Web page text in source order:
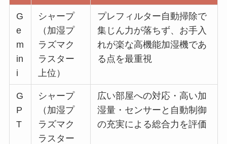
G
e
m
in
i
シャープ
（加湿プ
ラズマク
ラスター
上位）
プレフィルター自動掃除で
集じん力が落ちず、お手入
れが楽な高機能加湿機であ
る点を最重視
G
P
T
シャープ
（加湿プ
ラズマク
ラスター
広い部屋への対応・高い加
湿量・センサーと自動制御
の充実による総合力を評価